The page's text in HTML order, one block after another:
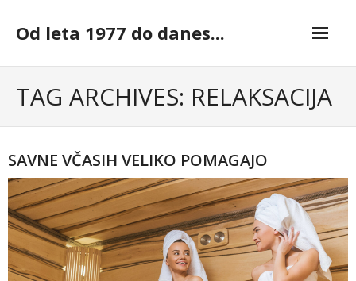
contentOd leta 1977 do danes...
TAG ARCHIVES: RELAKSACIJA
SAVNE VČASIH VELIKO POMAGAJO